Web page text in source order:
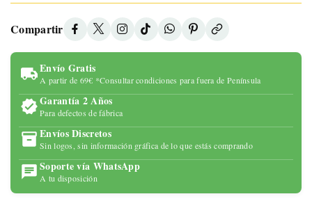
Compartir
Envío Gratis
A partir de 69€ *Consultar condiciones para fuera de Península
Garantía 2 Años
Para defectos de fábrica
Envíos Discretos
Sin logos, sin información gráfica de lo que estás comprando
Soporte vía WhatsApp
A tu disposición